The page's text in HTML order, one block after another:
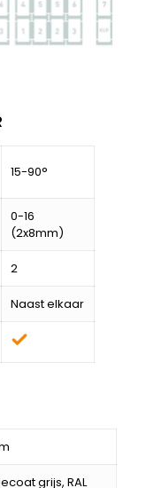
15-90°
0-16
(2x8mm)
2
Naast elkaar
grijs, RAL